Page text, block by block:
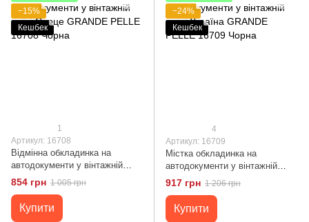
−15%
Кешбек
1
Артикул: 16708
Відмінна обкладинка на
автодокументи у вінтажній
шкірі Серце GRANDE PELLE
16708 Чорна
854 грн 1 005 грн
Купити
−24%
Кешбек
4
Артикул: 16709
Містка обкладинка на
автодокументи у вінтажній
шкірі Україна GRANDE PELLE
16709 Чорна
917 грн 1 206 грн
Купити